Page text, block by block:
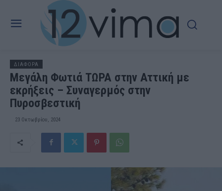
ΔΙΑΦΟΡΑ
Μεγάλη Φωτιά ΤΩΡΑ στην Αττική με
εκρήξεις – Συναγερμός στην
Πυροσβεστική
23 Οκτωβρίου, 2024